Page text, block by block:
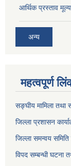
आर्थिक प्रस्ताव
अन्य
महत्वपूर्ण
सङ्‍घीय मामिला तथा
जिल्ला प्रशासन
जिल्ला समन्वय समिति
विपद सम्बन्धी घटना